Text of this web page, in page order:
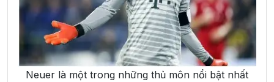
Neuer là một trong những thủ môn nổi bật nhất